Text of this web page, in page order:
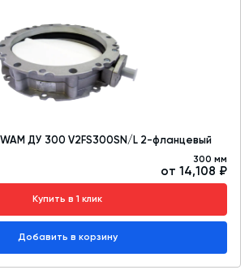
ДУ 300 V2FS300SN/L 2-фланцевый
300 мм
от 14,108 ₽
Купить в 1 клик
Добавить в корзину